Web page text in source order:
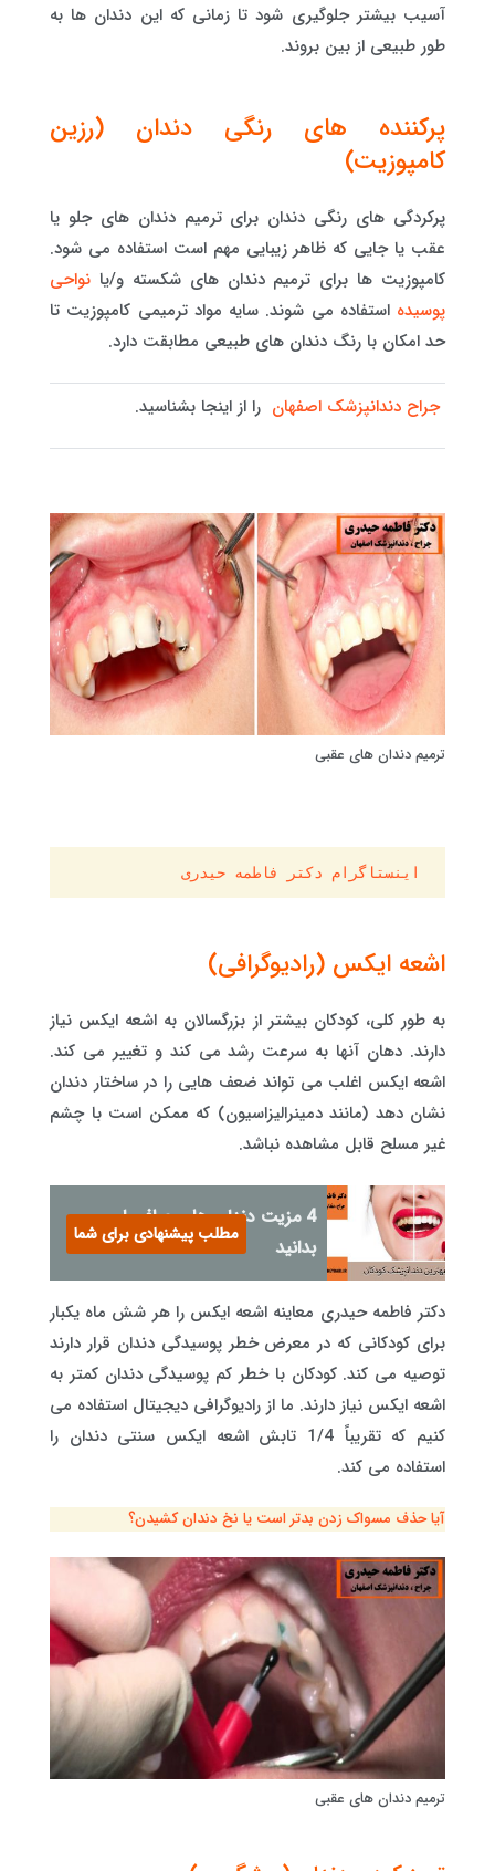
آسیب بیشتر جلوگیری شود تا زمانی که این دندان ها به
طور طبیعی از بین بروند.
پرکننده های رنگی دندان (رزین
کامپوزیت)
پرکردگی های رنگی دندان برای ترمیم دندان های جلو یا
عقب یا جایی که ظاهر زیبایی مهم است استفاده می شود.
کامپوزیت ها برای ترمیم دندان های شکسته و/یا نواحی
پوسیده استفاده می شوند. سایه مواد ترمیمی کامپوزیت تا
حد امکان با رنگ دندان های طبیعی مطابقت دارد.
جراح دندانپزشک اصفهان را از اینجا بشناسید.
ترمیم دندان های عقبی
اینستاگرام دکتر فاطمه حیدری
اشعه ایکس (رادیوگرافی)
به طور کلی، کودکان بیشتر از بزرگسالان به اشعه ایکس نیاز
دارند. دهان آنها به سرعت رشد می کند و تغییر می کند.
اشعه ایکس اغلب می تواند ضعف هایی را در ساختار دندان
نشان دهد (مانند دمینرالیزاسیون) که ممکن است با چشم
غیر مسلح قابل مشاهده نباشد.
4 مزیت دندان های صاف را
بدانید
مطلب پیشنهادی برای شما
دکتر فاطمه حیدری معاینه اشعه ایکس را هر شش ماه یکبار
برای کودکانی که در معرض خطر پوسیدگی دندان قرار دارند
توصیه می کند. کودکان با خطر کم پوسیدگی دندان کمتر به
اشعه ایکس نیاز دارند. ما از رادیوگرافی دیجیتال استفاده می
کنیم که تقریباً 1/4 تابش اشعه ایکس سنتی دندان را
استفاده می کند.
آیا حذف مسواک زدن بدتر است یا نخ دندان کشیدن؟
ترمیم دندان های عقبی